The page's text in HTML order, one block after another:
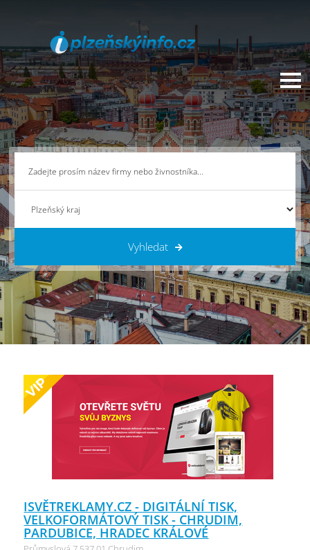
Vyhledat
ISVĚTREKLAMY.CZ - DIGITÁLNÍ TISK,
VELKOFORMÁTOVÝ TISK - CHRUDIM,
PARDUBICE, HRADEC KRÁLOVÉ